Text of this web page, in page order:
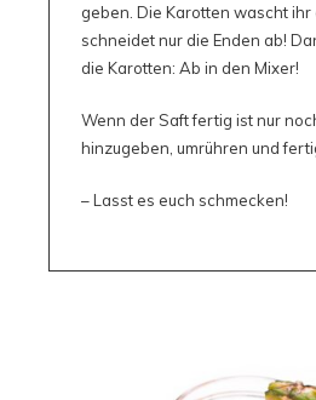
geben. Die Karotten wascht
schneidet nur die Enden ab!
die Karotten: Ab in den Mixer!
Wenn der Saft fertig ist nur
hinzugeben, umrühren und
– Lasst es euch schmecken!